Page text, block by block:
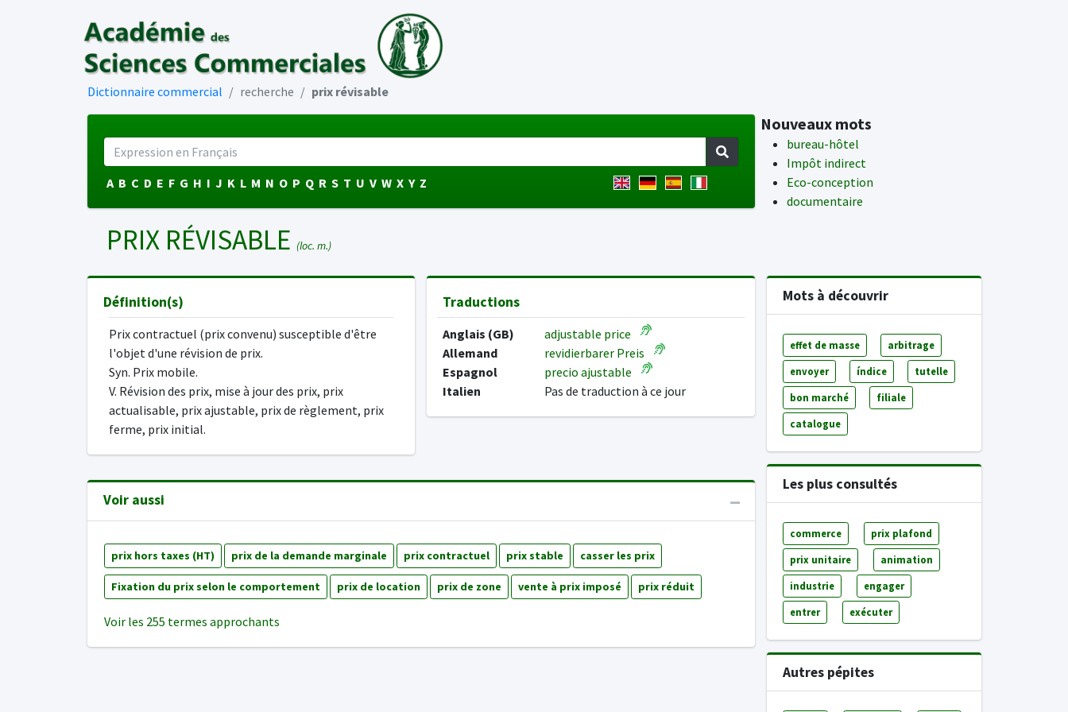
Dictionnaire commercial recherche prix révisable
A B C D E F G H I J K L M N O P Q R S T U V W X Y Z
Nouveaux mots
bureau-hôtel
Impôt indirect
Eco-conception
documentaire
PRIX RÉVISABLE (loc. m.)
Définition(s)
Prix contractuel (prix convenu) susceptible d'être
l'objet d'une révision de prix.
Syn. Prix mobile.
V. Révision des prix, mise à jour des prix, prix
actualisable, prix ajustable, prix de règlement, prix
ferme, prix initial.
Traductions
Anglais (GB)
adjustable price
Allemand
revidierbarer Preis
Espagnol
precio ajustable
Italien
Pas de traduction à ce jour
Voir aussi
prix hors taxes (HT) prix de la demande marginale prix contractuel prix stable casser les prix
Fixation du prix selon le comportement prix de location prix de zone vente à prix imposé prix réduit
Voir les 255 termes approchants
Mots à découvrir
effet de masse arbitrage
envoyer índice tutelle
bon marché filiale
catalogue
Les plus consultés
commerce prix plafond
prix unitaire animation
industrie engager
entrer exécuter
Autres pépites